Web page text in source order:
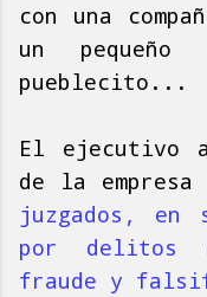
con una
un pequeño
pueblecito...
El ejecutivo
de la empresa
juzgados, en
por delitos
fraude y